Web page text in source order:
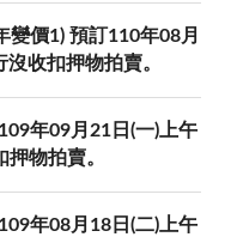
變價1) 預訂110年08月
收扣押物拍賣。
年09月21日(一)上午
物拍賣。
年08月18日(二)上午